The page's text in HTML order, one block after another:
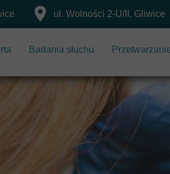
Badania słuchu
ul. Wolności 2-U/II, Gliwice